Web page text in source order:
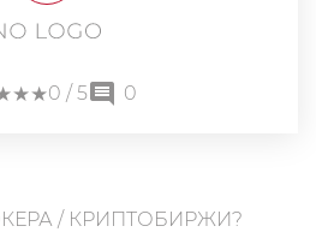
★
★★
★★
0 / 5 0
/ КРИПТОБИРЖИ?